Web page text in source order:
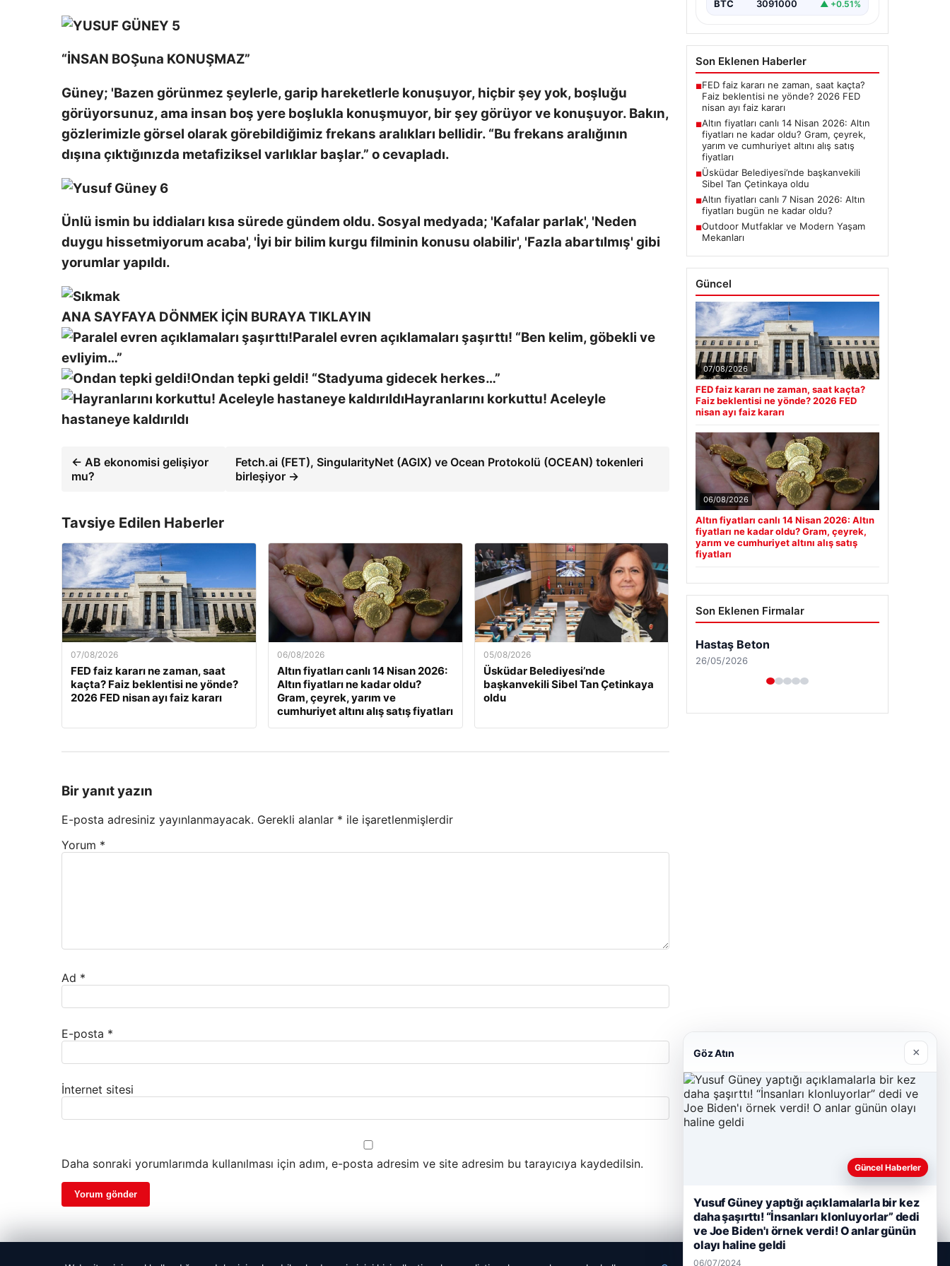
“İNSAN BOŞuna KONUŞMAZ”
Güney; 'Bazen görünmez şeylerle, garip hareketlerle konuşuyor, hiçbir şey yok, boşluğu
görüyorsunuz, ama insan boş yere boşlukla konuşmuyor, bir şey görüyor ve konuşuyor. Bakın,
gözlerimizle görsel olarak görebildiğimiz frekans aralıkları bellidir. “Bu frekans aralığının
dışına çıktığınızda metafiziksel varlıklar başlar.” o cevapladı.
Ünlü ismin bu iddiaları kısa sürede gündem oldu. Sosyal medyada; 'Kafalar parlak', 'Neden
duygu hissetmiyorum acaba', 'İyi bir bilim kurgu filminin konusu olabilir', 'Fazla abartılmış' gibi
yorumlar yapıldı.
ANA SAYFAYA DÖNMEK İÇİN BURAYA TIKLAYIN
Paralel evren açıklamaları şaşırttı! “Ben kelim, göbekli ve
evliyim…”
Ondan tepki geldi! “Stadyuma gidecek herkes…”
Hayranlarını korkuttu! Aceleyle
hastaneye kaldırıldı
← AB ekonomisi gelişiyor
mu?
Fetch.ai (FET), SingularityNet (AGIX) ve Ocean Protokolü (OCEAN) tokenleri
birleşiyor →
Tavsiye Edilen Haberler
07/08/2026
FED faiz kararı ne zaman, saat
kaçta? Faiz beklentisi ne yönde?
2026 FED nisan ayı faiz kararı
06/08/2026
Altın fiyatları canlı 14 Nisan 2026:
Altın fiyatları ne kadar oldu?
Gram, çeyrek, yarım ve
cumhuriyet altını alış satış fiyatları
05/08/2026
Üsküdar Belediyesi’nde
başkanvekili Sibel Tan Çetinkaya
oldu
Bir yanıt yazın
E-posta adresiniz yayınlanmayacak. Gerekli alanlar * ile işaretlenmişlerdir
Yorum *
Ad *
E-posta *
İnternet sitesi
Daha sonraki yorumlarımda kullanılması için adım, e-posta adresim ve site adresim bu tarayıcıya kaydedilsin.
BTC 3091000 ▲ +0.51%
Son Eklenen Haberler
■FED faiz kararı ne zaman, saat kaçta?
Faiz beklentisi ne yönde? 2026 FED
nisan ayı faiz kararı
■Altın fiyatları canlı 14 Nisan 2026: Altın
fiyatları ne kadar oldu? Gram, çeyrek,
yarım ve cumhuriyet altını alış satış
fiyatları
■Üsküdar Belediyesi’nde başkanvekili
Sibel Tan Çetinkaya oldu
■Altın fiyatları canlı 7 Nisan 2026: Altın
fiyatları bugün ne kadar oldu?
■Outdoor Mutfaklar ve Modern Yaşam
Mekanları
Güncel
07/08/2026
FED faiz kararı ne zaman, saat kaçta?
Faiz beklentisi ne yönde? 2026 FED
nisan ayı faiz kararı
06/08/2026
Altın fiyatları canlı 14 Nisan 2026: Altın
fiyatları ne kadar oldu? Gram, çeyrek,
yarım ve cumhuriyet altını alış satış
fiyatları
Son Eklenen Firmalar
Hastaş Beton
26/05/2026
Göz Atın ×
Güncel Haberler
Yusuf Güney yaptığı açıklamalarla bir kez
daha şaşırttı! “İnsanları klonluyorlar” dedi
ve Joe Biden'ı örnek verdi! O anlar günün
olayı haline geldi
06/07/2024